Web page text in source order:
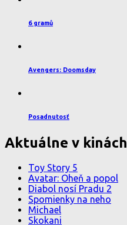
6 gramů
Avengers: Doomsday
Posadnutosť
Aktuálne v kinách
Toy Story 5
Avatar: Oheň a popol
Diabol nosí Pradu 2
Spomienky na neho
Michael
Skokani